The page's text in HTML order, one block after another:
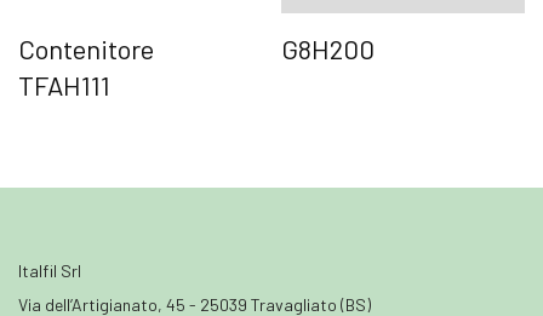
Contenitore
TFAH111
G8H200
Italfil Srl
Via dell’Artigianato, 45 - 25039 Travagliato (BS)